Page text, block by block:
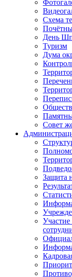
Схема
День
Туризм
Дума
Совет
Защита